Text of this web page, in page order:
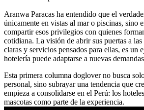
Aranwa Paracas ha entendido que el
únicamente en vistas al mar o piscinas, sino
compartir esos privilegios con quienes
cotidiana. La visión de abrir sus puertas a las
claras y servicios pensados para ellas, es un
hotelería puede adaptarse a nuevas
Esta primera columna doglover no busca
personal, sino subrayar una tendencia que
empieza a consolidarse en el Perú: los
mascotas como parte de la experiencia.